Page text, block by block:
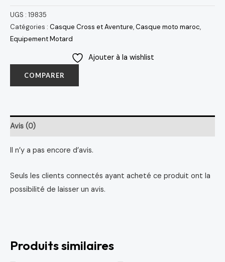
UGS : 19835
Catégories : Casque Cross et Aventure,Casque moto maroc,
Equipement Motard
Ajouter à la wishlist
COMPARER
Avis (0)
Il n’y a pas encore d’avis.
Seuls les clients connectés ayant acheté ce produit ont la
possibilité de laisser un avis.
Produits similaires